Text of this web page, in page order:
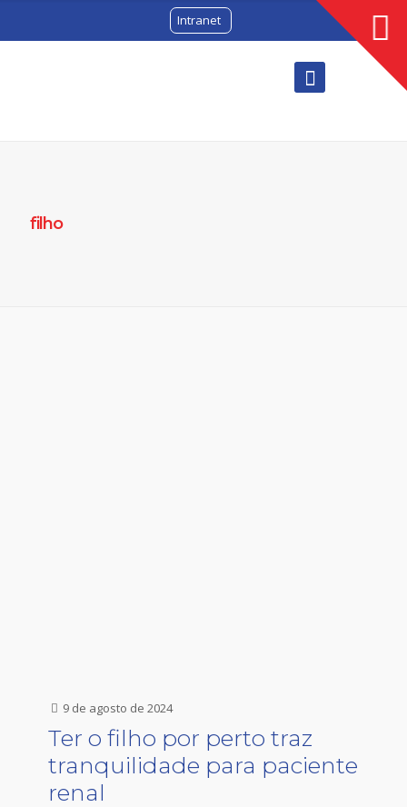
Intranet
filho
9 de agosto de 2024
Ter o filho por perto traz
tranquilidade para paciente
renal